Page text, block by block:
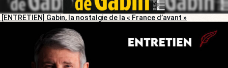
[ENTRETIEN] Gabin, la nostalgie de la « France d’avant »